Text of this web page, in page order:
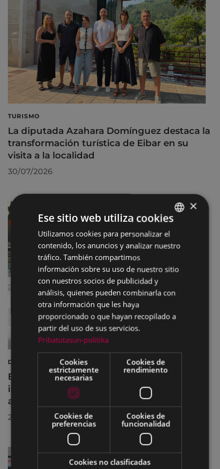
TURISMO
La diputada Azahara Domínguez destaca la
transformación turística de Eibar en su
visita a la localidad
30/07/2026
DEPORTES
Eibar adapta los horarios de sus
instalaciones deportivas durante el mes de
agosto para realizar mejoras
29/07/2026
BASQUE
SPANISH
×
Ese sitio web utiliza cookies
Utilizamos cookies para personalizar el
contenido, los anuncios y analizar nuestro
tráfico. También compartimos
información sobre su uso de nuestro sitio
con nuestros socios de publicidad y
análisis, quienes pueden combinarla con
otra información que les haya
proporcionado o que hayan recopilado a
partir del uso de sus servicios.
Pribatutasun-politika
Cookies
estrictamente
necesarias
Cookies de
rendimiento
Cookies de
preferencias
Cookies de
funcionalidad
Cookies no clasificadas